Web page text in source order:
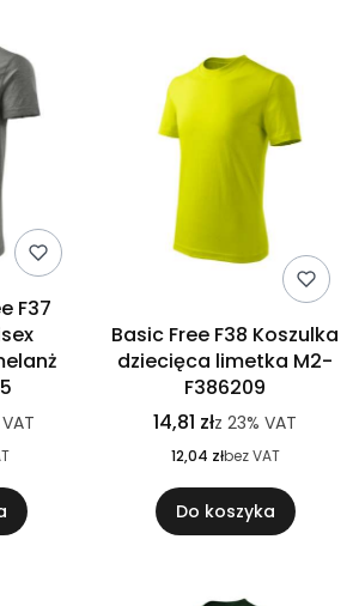
F37
VAT
Basic Free F38 Koszulka
dziecięca limetka M2-
F386209
14,81 złz 23% VAT
12,04 złbez VAT
Do koszyka